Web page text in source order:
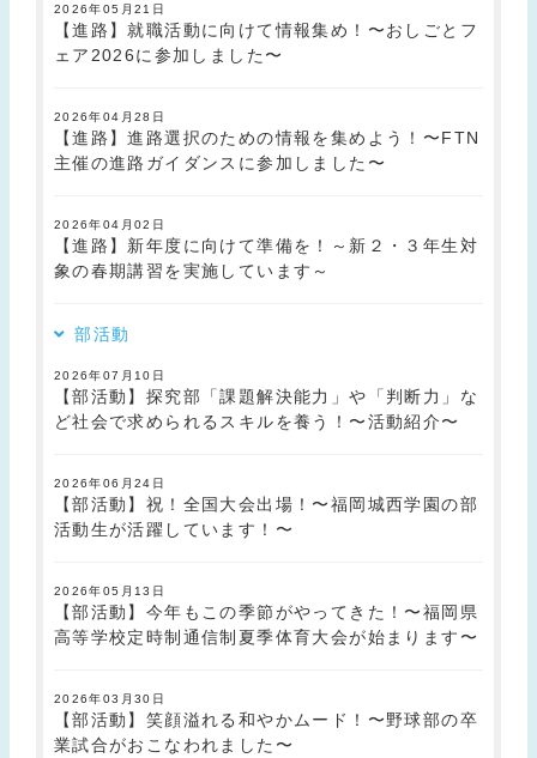
2026年05月21日
【進路】就職活動に向けて情報集め！〜おしごとフ
ェア2026に参加しました〜
2026年04月28日
【進路】進路選択のための情報を集めよう！〜FTN
主催の進路ガイダンスに参加しました〜
2026年04月02日
【進路】新年度に向けて準備を！～新２・３年生対
象の春期講習を実施しています～
部活動
2026年07月10日
【部活動】探究部「課題解決能力」や「判断力」な
ど社会で求められるスキルを養う！〜活動紹介〜
2026年06月24日
【部活動】祝！全国大会出場！〜福岡城西学園の部
活動生が活躍しています！〜
2026年05月13日
【部活動】今年もこの季節がやってきた！〜福岡県
高等学校定時制通信制夏季体育大会が始まります〜
2026年03月30日
【部活動】笑顔溢れる和やかムード！〜野球部の卒
業試合がおこなわれました〜